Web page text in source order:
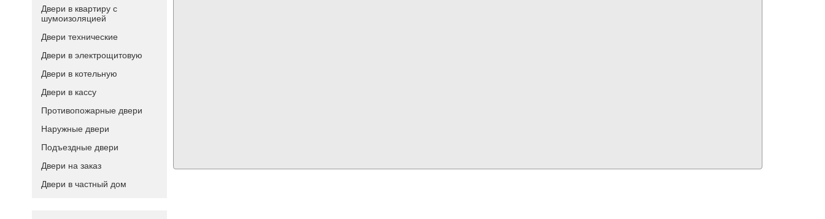
Двери в квартиру с
шумоизоляцией
Двери технические
Двери в электрощитовую
Двери в котельную
Двери в кассу
Противопожарные двери
Наружные двери
Подъездные двери
Двери на заказ
Двери в частный дом